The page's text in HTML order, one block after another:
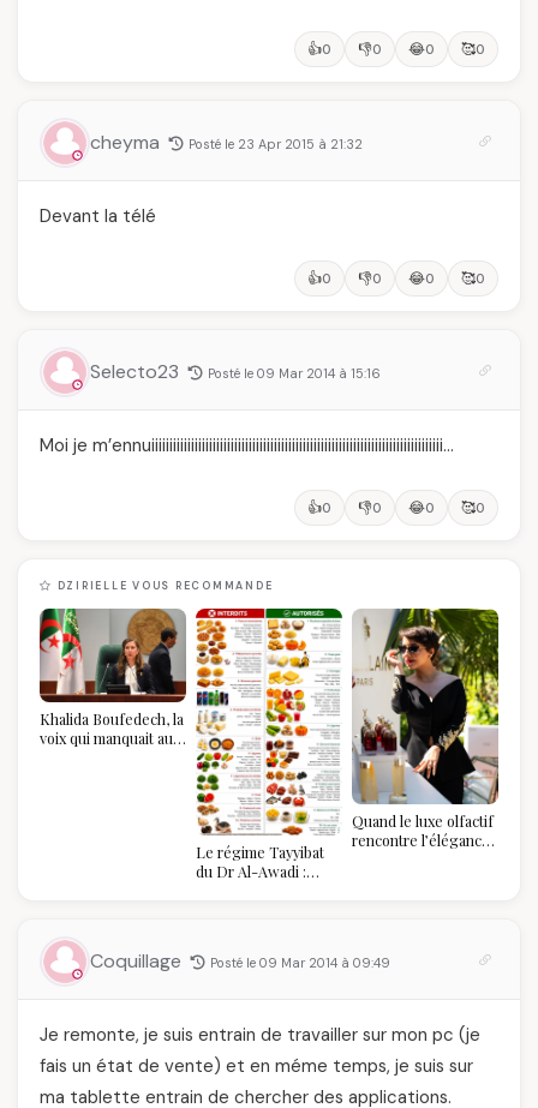
👍0 👎0 😂0 🥰0
cheyma Posté le 23 Apr 2015 à 21:32
Devant la télé
👍0 👎0 😂0 🥰0
Selecto23 Posté le 09 Mar 2014 à 15:16
Moi je m’ennuiiiiiiiiiiiiiiiiiiiiiiiiiiiiiiiiiiiiiiiiiiiiiiiiiiiiiiiiiiiiiiiiiiiiiiiiiiiiiiiii…
👍0 👎0 😂0 🥰0
DZIRIELLE VOUS RECOMMANDE
Khalida Boufedech, la
voix qui manquait au
Le régime Tayyibat
du Dr Al-Awadi :
vraiment savoir
Quand le luxe olfactif
rencontre l’élégance
Coquillage Posté le 09 Mar 2014 à 09:49
Je remonte, je suis entrain de travailler sur mon pc (je
fais un état de vente) et en méme temps, je suis sur
ma tablette entrain de chercher des applications.